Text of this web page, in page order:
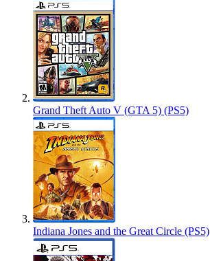
Grand Theft Auto V (GTA 5) (PS5)
Indiana Jones and the Great Circle (PS5)